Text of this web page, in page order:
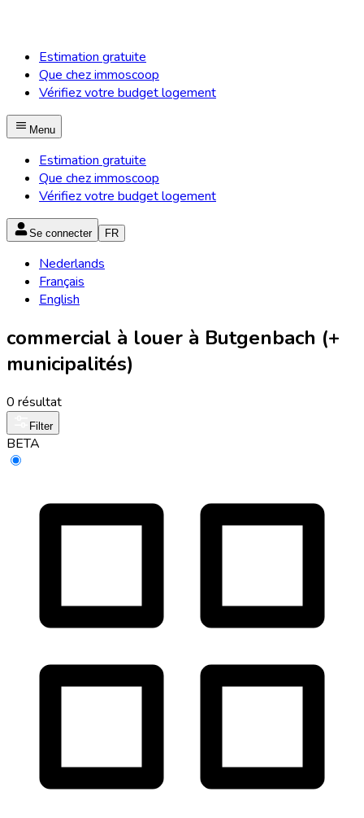
Estimation gratuite
Que chez immoscoop
Vérifiez votre budget logement
Menu
Estimation gratuite
Que chez immoscoop
Vérifiez votre budget logement
Se connecter FR
Nederlands
Français
English
commercial à louer à Butgenbach (+
municipalités)
0 résultat
Filter
BETA